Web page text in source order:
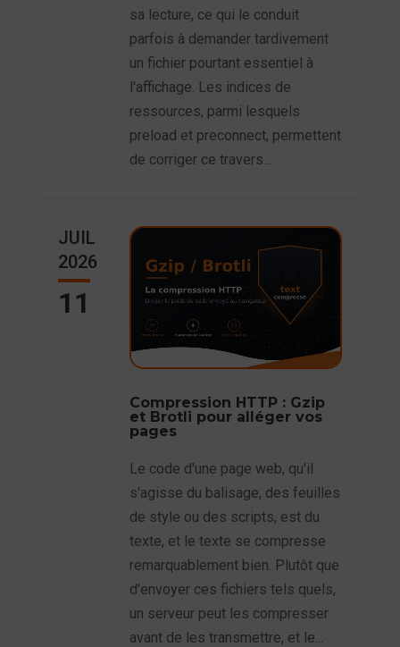
sa lecture, ce qui le conduit
parfois à demander tardivement
un fichier pourtant essentiel à
l'affichage. Les indices de
ressources, parmi lesquels
preload et preconnect, permettent
de corriger ce travers...
JUIL
2026
11
Compression HTTP : Gzip
et Brotli pour alléger vos
pages
Le code d'une page web, qu'il
s'agisse du balisage, des feuilles
de style ou des scripts, est du
texte, et le texte se compresse
remarquablement bien. Plutôt que
d'envoyer ces fichiers tels quels,
un serveur peut les compresser
avant de les transmettre, et le...